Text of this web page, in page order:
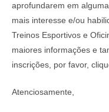
aprofundarem em
mais interesse e/ou
Treinos Esportivos e
maiores informações e
inscrições, por favor,
Atenciosamente,